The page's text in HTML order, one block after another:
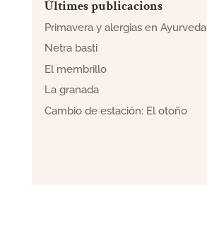
Últimes publicacions
Primavera y alergias en Ayurveda
Netra basti
El membrillo
La granada
Cambio de estación: El otoño